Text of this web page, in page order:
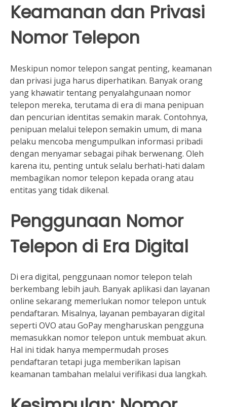
Keamanan dan Privasi
Nomor Telepon
Meskipun nomor telepon sangat penting, keamanan
dan privasi juga harus diperhatikan. Banyak orang
yang khawatir tentang penyalahgunaan nomor
telepon mereka, terutama di era di mana penipuan
dan pencurian identitas semakin marak. Contohnya,
penipuan melalui telepon semakin umum, di mana
pelaku mencoba mengumpulkan informasi pribadi
dengan menyamar sebagai pihak berwenang. Oleh
karena itu, penting untuk selalu berhati-hati dalam
membagikan nomor telepon kepada orang atau
entitas yang tidak dikenal.
Penggunaan Nomor
Telepon di Era Digital
Di era digital, penggunaan nomor telepon telah
berkembang lebih jauh. Banyak aplikasi dan layanan
online sekarang memerlukan nomor telepon untuk
pendaftaran. Misalnya, layanan pembayaran digital
seperti OVO atau GoPay mengharuskan pengguna
memasukkan nomor telepon untuk membuat akun.
Hal ini tidak hanya mempermudah proses
pendaftaran tetapi juga memberikan lapisan
keamanan tambahan melalui verifikasi dua langkah.